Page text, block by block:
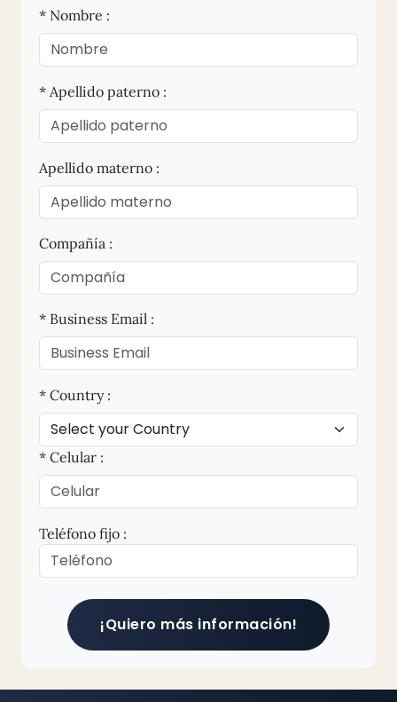
* Nombre :
* Apellido paterno :
Apellido materno :
Compañía :
* Business Email :
* Country :
* Celular :
Teléfono fijo :
¡Quiero más información!